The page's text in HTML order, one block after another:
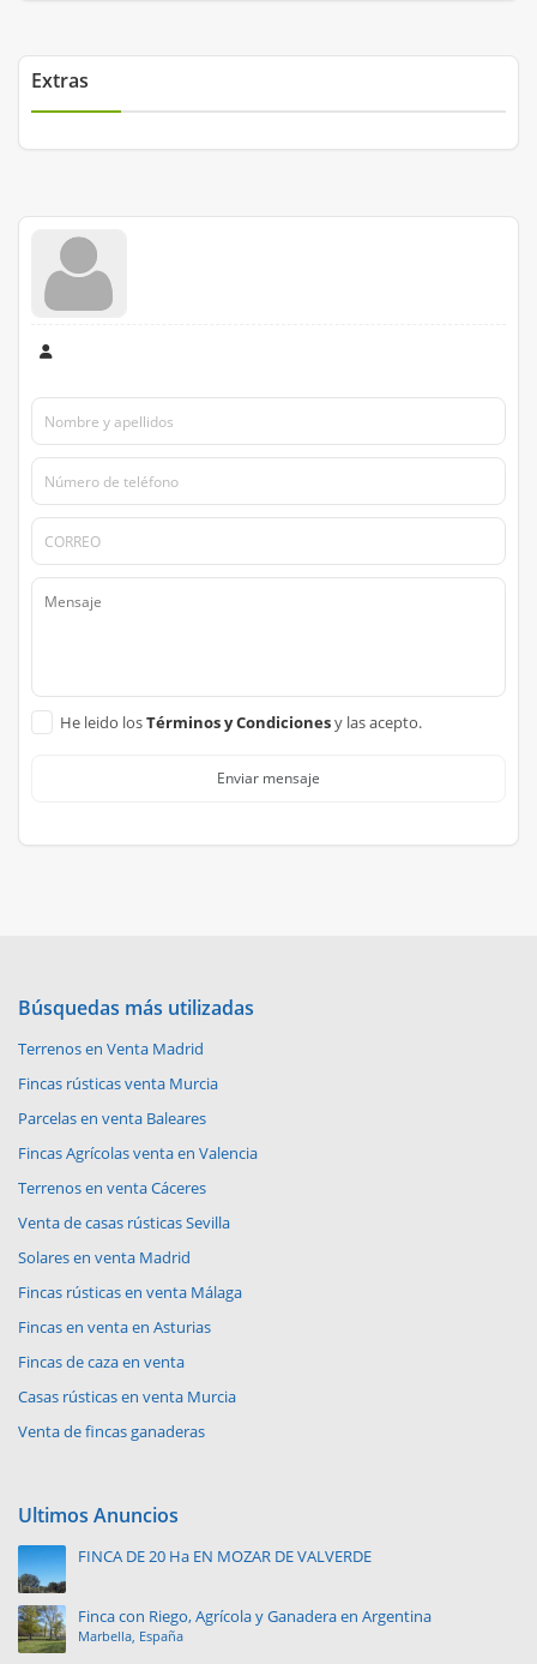
Extras
He leido losTérminos y Condicionesy las acepto.
Enviar mensaje
Búsquedas más utilizadas
Terrenos en Venta Madrid
Fincas rústicas venta Murcia
Parcelas en venta Baleares
Fincas Agrícolas venta en Valencia
Terrenos en venta Cáceres
Venta de casas rústicas Sevilla
Solares en venta Madrid
Fincas rústicas en venta Málaga
Fincas en venta en Asturias
Fincas de caza en venta
Casas rústicas en venta Murcia
Venta de fincas ganaderas
Ultimos Anuncios
FINCA DE 20 Ha EN MOZAR DE VALVERDE
Finca con Riego, Agrícola y Ganadera en Argentina
Marbella, España